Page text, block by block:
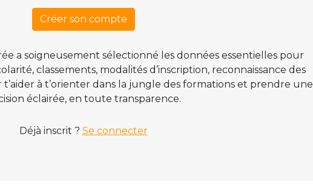
Créer son compte
a soigneusement sélectionné les données essentielles pour
classements, modalités d’inscription, reconnaissance des
à t’orienter dans la jungle des formations et prendre une
éclairée, en toute transparence.
Déjà inscrit ? Se connecter